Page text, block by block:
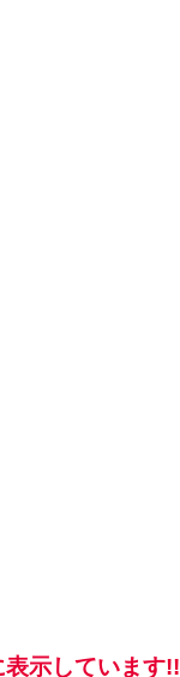
示しています!!